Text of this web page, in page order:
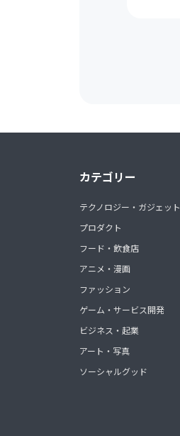
カテゴリー
テクノロジー・ガジェット
プロダクト
フード・飲食店
アニメ・漫画
ファッション
ゲーム・サービス開発
ビジネス・起業
アート・写真
ソーシャルグッド